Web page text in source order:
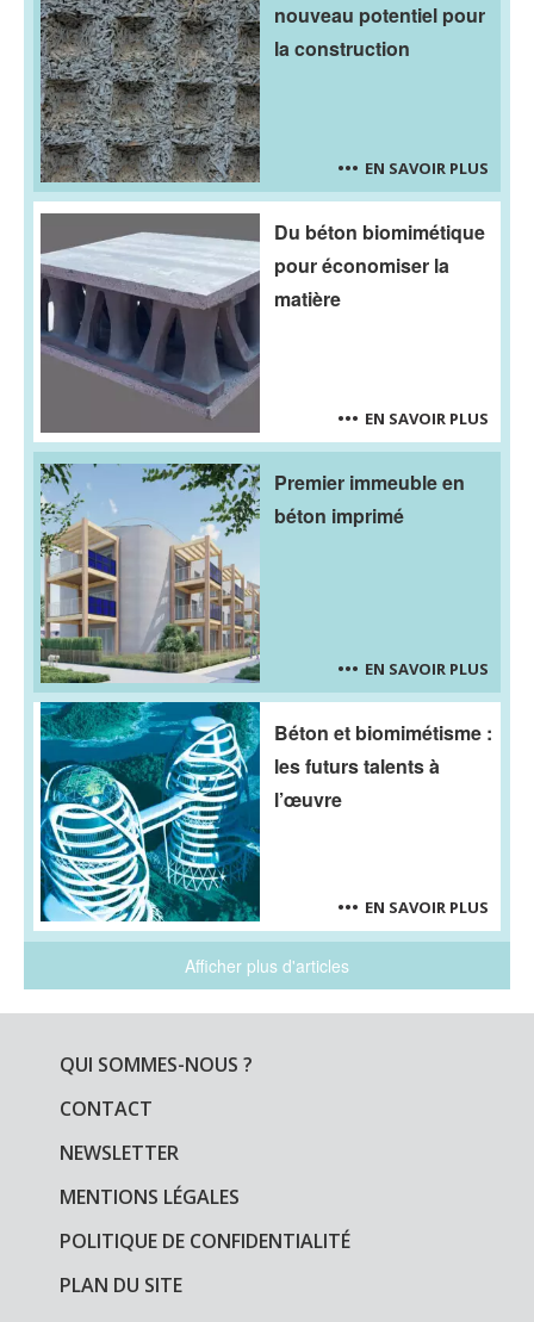
nouveau potentiel pour
la construction
EN SAVOIR PLUS
Du béton biomimétique
pour économiser la
matière
EN SAVOIR PLUS
Premier immeuble en
béton imprimé
EN SAVOIR PLUS
Béton et biomimétisme :
les futurs talents à
l’œuvre
EN SAVOIR PLUS
Afficher plus d'articles
QUI SOMMES-NOUS ?
CONTACT
NEWSLETTER
MENTIONS LÉGALES
POLITIQUE DE CONFIDENTIALITÉ
PLAN DU SITE